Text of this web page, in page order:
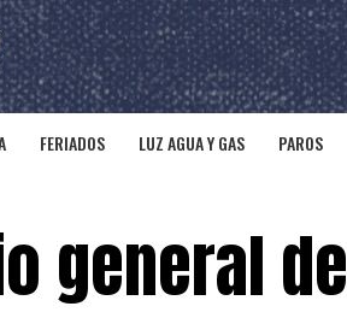
FERIADOS LUZ AGUA Y GAS PAROS
general de